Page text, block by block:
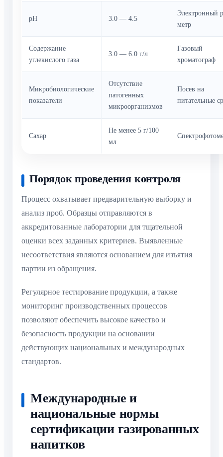
pH 3.0 — 4.5
Электронный
метр
Содержание
углекислого газа
3.0 — 6.0 г/л
Газовый
хроматограф
Микробиологические
показатели
Отсутствие
патогенных
микроорганизмов
Посев на
питательные
Сахар
Не менее 5 г/100
мл
Порядок проведения контроля
Процесс охватывает предварительную выборку и
анализ проб. Образцы отправляются в
аккредитованные лаборатории для тщательной
оценки всех заданных критериев. Выявленные
несоответствия являются основанием для изъятия
партии из обращения.
Регулярное тестирование продукции, а также
мониторинг производственных процессов
позволяют обеспечить высокое качество и
безопасность продукции на основании
действующих национальных и международных
стандартов.
Международные и
национальные нормы
сертификации газированных
напитков